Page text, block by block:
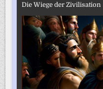
Die Wiege der Zivilisation